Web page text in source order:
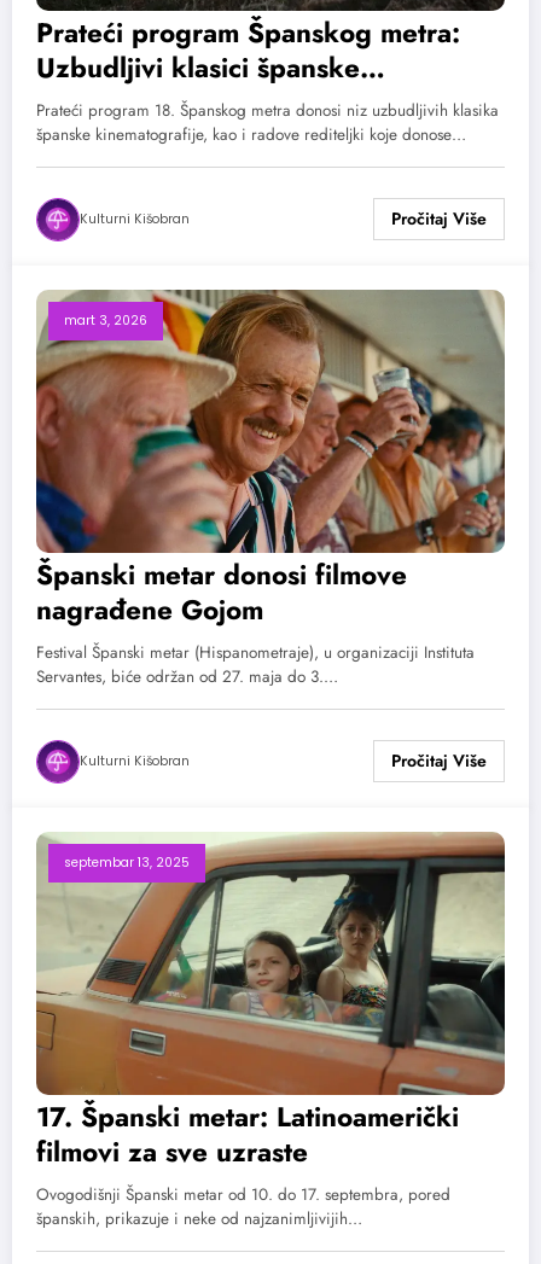
Prateći program Španskog metra:
Uzbudljivi klasici španske
kinematografije
Prateći program 18. Španskog metra donosi niz uzbudljivih klasika
španske kinematografije, kao i radove rediteljki koje donose…
Kulturni Kišobran
mart 3, 2026
Španski metar donosi filmove
nagrađene Gojom
Festival Španski metar (Hispanometraje), u organizaciji Instituta
Servantes, biće održan od 27. maja do 3.…
Kulturni Kišobran
septembar 13, 2025
17. Španski metar: Latinoamerički
filmovi za sve uzraste
Ovogodišnji Španski metar od 10. do 17. septembra, pored
španskih, prikazuje i neke od najzanimljivijih…